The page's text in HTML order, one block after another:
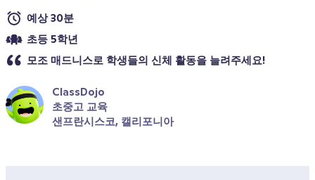
예상 30분
초등 5학년
모조 매드니스로 학생들의 신체 활동을 늘려주세요!
ClassDojo
초중고 교육
샌프란시스코, 캘리포니아